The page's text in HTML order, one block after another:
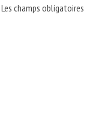
Les champs obligatoires